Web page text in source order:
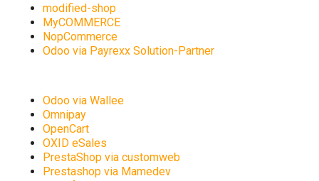
modified-shop
MyCOMMERCE
NopCommerce
Odoo via Payrexx Solution-Partner
Odoo via Wallee
Omnipay
OpenCart
OXID eSales
PrestaShop via customweb
Prestashop via Mamedev